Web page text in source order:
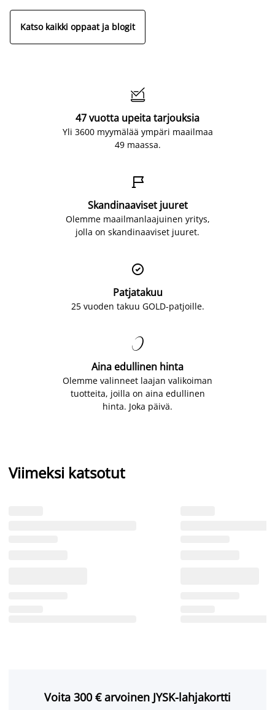
Katso kaikki oppaat ja blogit

47 vuotta upeita tarjouksia
Yli 3600 myymälää ympäri maailmaa
49 maassa.

Skandinaaviset juuret
Olemme maailmanlaajuinen yritys,
jolla on skandinaaviset juuret.

Patjatakuu
25 vuoden takuu GOLD-patjoille.

Aina edullinen hinta
Olemme valinneet laajan valikoiman
tuotteita, joilla on aina edullinen
hinta. Joka päivä.
Viimeksi katsotut
Voita 300 € arvoinen JYSK-lahjakortti